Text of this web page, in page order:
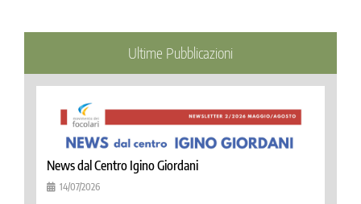
Ultime Pubblicazioni
News dal Centro Igino Giordani
14/07/2026